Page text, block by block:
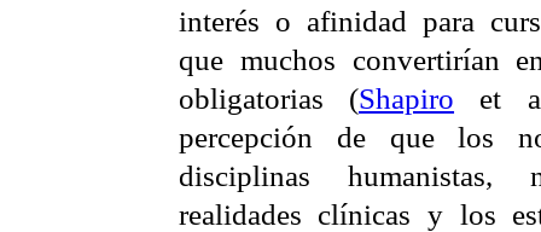
interés o afinidad para
que muchos convertirían
obligatorias (Shapiro et
percepción de que los
disciplinas humanistas,
realidades clínicas y los